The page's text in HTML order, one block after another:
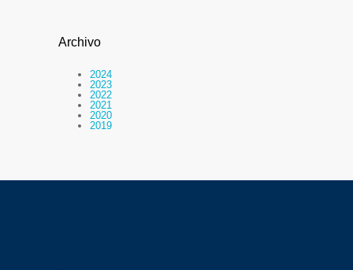
Archivo
2024
2023
2022
2021
2020
2019